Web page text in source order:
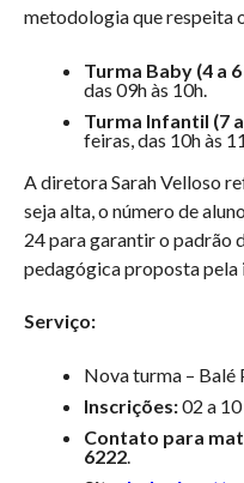
metodologia que respeita
Turma Baby (4 a
das 09h às 10h.
Turma Infantil (7
feiras, das 10h às
A diretora Sarah Velloso
seja alta, o número de
24 para garantir o padrão
pedagógica proposta pela
Serviço:
Nova turma – Balé
Inscrições:02 a 10
Contato para
6222.